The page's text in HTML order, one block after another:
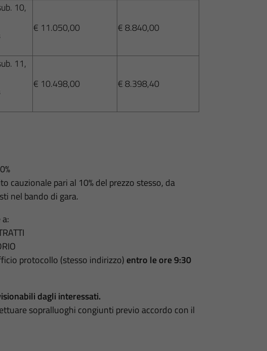
10,
€ 11.050,00 € 8.840,00
11,
€ 10.498,00 € 8.398,40
cauzionale pari al 10% del prezzo stesso, da
nel bando di gara.
protocollo (stesso indirizzo) entro le ore 9:30
dagli interessati.
sopralluoghi congiunti previo accordo con il